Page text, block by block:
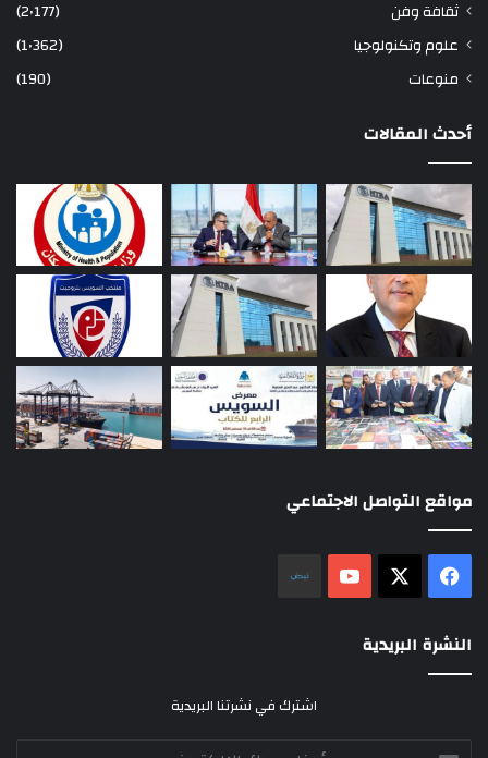
ثقافة وفن
(2٬177)
علوم وتكنولوجيا
(1٬362)
منوعات
(190)
أحدث المقالات
مواقع التواصل الاجتماعي
فيسبوك ‫YouTube
النشرة البريدية
اشترك في نشرتنا البريدية
أدخل